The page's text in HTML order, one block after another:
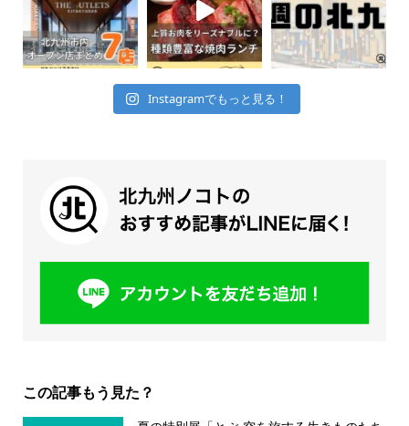
Instagramでもっと見る！
この記事もう見た？